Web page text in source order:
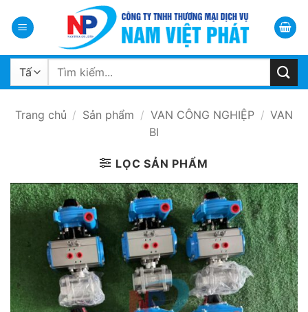
qua
dung
Tìm
Trang chủ / Sản phẩm / VAN CÔNG NGHIỆP / VAN
BI
LỌC SẢN PHẨM